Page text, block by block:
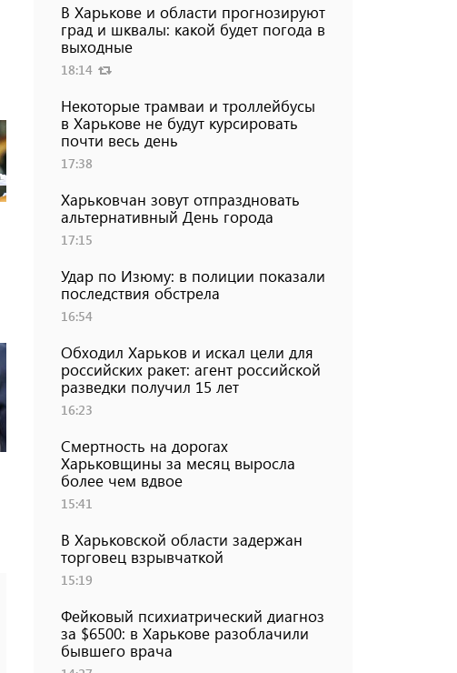
В Харькове и области прогнозируют
град и шквалы: какой будет погода в
выходные
18:14
Некоторые трамваи и троллейбусы
в Харькове не будут курсировать
почти весь день
17:38
Харьковчан зовут отпраздновать
альтернативный День города
17:15
Удар по Изюму: в полиции показали
последствия обстрела
16:54
Обходил Харьков и искал цели для
российских ракет: агент российской
разведки получил 15 лет
16:23
Смертность на дорогах
Харьковщины за месяц выросла
более чем вдвое
15:41
В Харьковской области задержан
торговец взрывчаткой
15:19
Фейковый психиатрический диагноз
за $6500: в Харькове разоблачили
бывшего врача